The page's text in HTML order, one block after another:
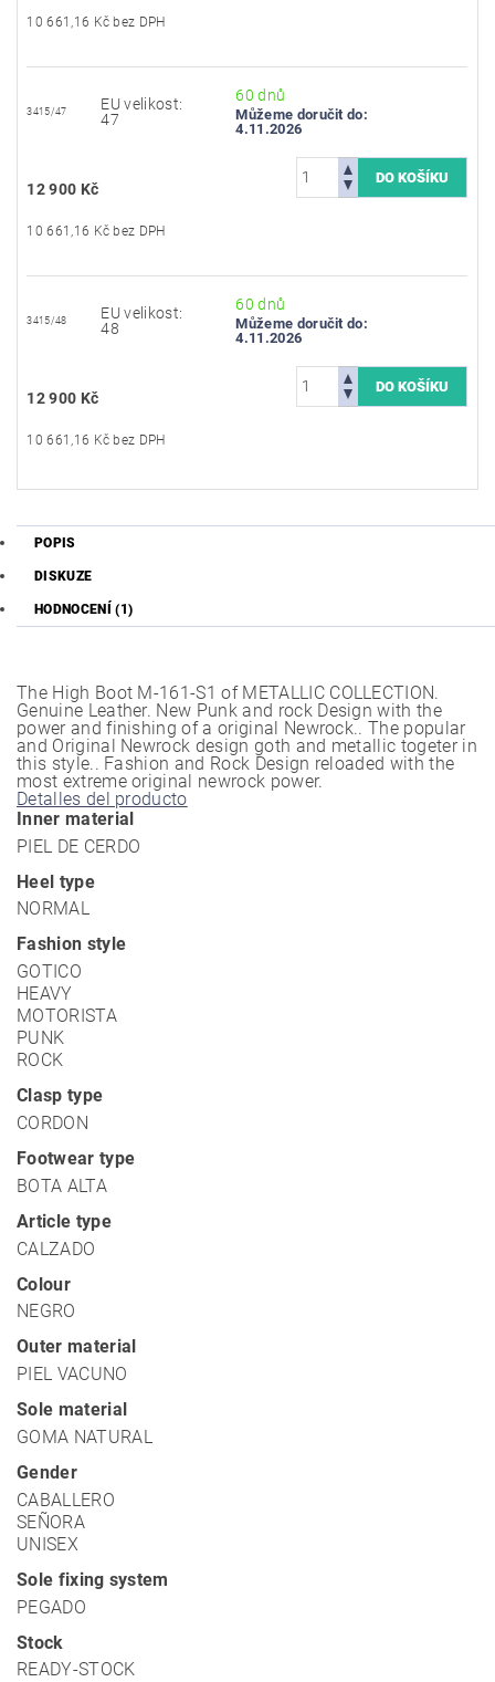
10 661,16 Kč bez DPH
3415/47
EU velikost:
47
60 dnů
Můžeme doručit do:
4.11.2026
12 900 Kč
10 661,16 Kč bez DPH
3415/48
EU velikost:
48
60 dnů
Můžeme doručit do:
4.11.2026
12 900 Kč
10 661,16 Kč bez DPH
POPIS
DISKUZE
HODNOCENÍ (1)
The High Boot M-161-S1 of METALLIC COLLECTION.
Genuine Leather. New Punk and rock Design with the
power and finishing of a original Newrock.. The popular
and Original Newrock design goth and metallic togeter in
this style.. Fashion and Rock Design reloaded with the
most extreme original newrock power.
Detalles del producto
Inner material
PIEL DE CERDO
Heel type
NORMAL
Fashion style
GOTICO
HEAVY
MOTORISTA
PUNK
ROCK
Clasp type
CORDON
Footwear type
BOTA ALTA
Article type
CALZADO
Colour
NEGRO
Outer material
PIEL VACUNO
Sole material
GOMA NATURAL
Gender
CABALLERO
SEÑORA
UNISEX
Sole fixing system
PEGADO
Stock
READY-STOCK